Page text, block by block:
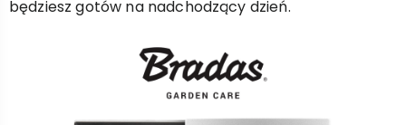
będziesz gotów na nadchodzący dzień.